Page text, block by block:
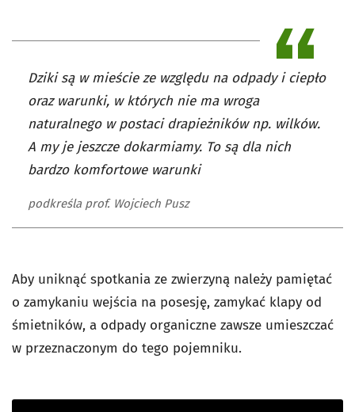
Dziki są w mieście ze względu na odpady i ciepło
oraz warunki, w których nie ma wroga
naturalnego w postaci drapieżników np. wilków.
A my je jeszcze dokarmiamy. To są dla nich
bardzo komfortowe warunki
podkreśla prof. Wojciech Pusz
Aby uniknąć spotkania ze zwierzyną należy pamiętać
o zamykaniu wejścia na posesję, zamykać klapy od
śmietników, a odpady organiczne zawsze umieszczać
w przeznaczonym do tego pojemniku.